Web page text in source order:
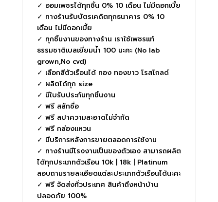
✓ ออมเพชรได้ทุกชิ้น 0% 10 เดือน ไม่มีดอกเบี้ย
✓ ทางร้านรับบัตรเคดิตทุกธนาคาร 0% 10
เดือน ไม่มีดอกเบี้ย
✓ ทุกชิ้นงานของทางร้าน เราใช้เพชรแท้
ธรรมชาติเบลเยี่ยมน้ำ 100 นะคะ (No lab
grown,No cvd)
✓ เลือกสีตัวเรือนได้ ทอง ทองขาว โรสโกลด์
✓ ผลิตได้ทุก size
✓ มีใบรับประกันทุกชิ้นงาน
✓ ฟรี สลักชื่อ
✓ ฟรี สปาความสะอาดไม่จำกัด
✓ ฟรี กล่องแหวน
✓ มีบริการหลังการขายตลอดการใช้งาน
✓ ทางร้านมีโรงงานเป็นของตัวเอง สามารถผลิต
ได้ทุกประเภทตัวเรือน 10k | 18k | Platinum
สอบถามรายละเอียดแต่ละประเภทตัวเรือนได้นะคะ
✓ ฟรี จัดส่งทั่วประเทศ สินค้าถึงหน้าบ้าน
ปลอดภัย 100%